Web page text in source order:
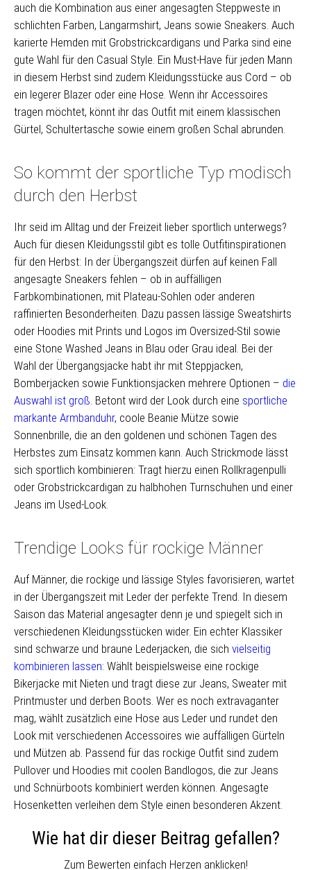
auch die Kombination aus einer angesagten Steppweste in
schlichten Farben, Langarmshirt, Jeans sowie Sneakers. Auch
karierte Hemden mit Grobstrickcardigans und Parka sind eine
gute Wahl für den Casual Style. Ein Must-Have für jeden Mann
in diesem Herbst sind zudem Kleidungsstücke aus Cord – ob
ein legerer Blazer oder eine Hose. Wenn ihr Accessoires
tragen möchtet, könnt ihr das Outfit mit einem klassischen
Gürtel, Schultertasche sowie einem großen Schal abrunden.
So kommt der sportliche Typ modisch
durch den Herbst
Ihr seid im Alltag und der Freizeit lieber sportlich unterwegs?
Auch für diesen Kleidungsstil gibt es tolle Outfitinspirationen
für den Herbst: In der Übergangszeit dürfen auf keinen Fall
angesagte Sneakers fehlen – ob in auffälligen
Farbkombinationen, mit Plateau-Sohlen oder anderen
raffinierten Besonderheiten. Dazu passen lässige Sweatshirts
oder Hoodies mit Prints und Logos im Oversized-Stil sowie
eine Stone Washed Jeans in Blau oder Grau ideal. Bei der
Wahl der Übergangsjacke habt ihr mit Steppjacken,
Bomberjacken sowie Funktionsjacken mehrere Optionen – die
Auswahl ist groß. Betont wird der Look durch eine sportliche
markante Armbanduhr, coole Beanie Mütze sowie
Sonnenbrille, die an den goldenen und schönen Tagen des
Herbstes zum Einsatz kommen kann. Auch Strickmode lässt
sich sportlich kombinieren: Tragt hierzu einen Rollkragenpulli
oder Grobstrickcardigan zu halbhohen Turnschuhen und einer
Jeans im Used-Look.
Trendige Looks für rockige Männer
Auf Männer, die rockige und lässige Styles favorisieren, wartet
in der Übergangszeit mit Leder der perfekte Trend. In diesem
Saison das Material angesagter denn je und spiegelt sich in
verschiedenen Kleidungsstücken wider. Ein echter Klassiker
sind schwarze und braune Lederjacken, die sich vielseitig
kombinieren lassen: Wählt beispielsweise eine rockige
Bikerjacke mit Nieten und tragt diese zur Jeans, Sweater mit
Printmuster und derben Boots. Wer es noch extravaganter
mag, wählt zusätzlich eine Hose aus Leder und rundet den
Look mit verschiedenen Accessoires wie auffälligen Gürteln
und Mützen ab. Passend für das rockige Outfit sind zudem
Pullover und Hoodies mit coolen Bandlogos, die zur Jeans
und Schnürboots kombiniert werden können. Angesagte
Hosenketten verleihen dem Style einen besonderen Akzent.
Wie hat dir dieser Beitrag gefallen?
Zum Bewerten einfach Herzen anklicken!